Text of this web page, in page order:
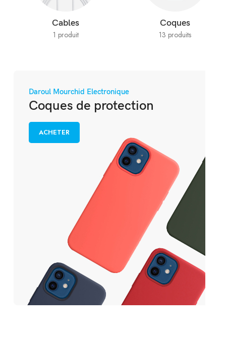
Cables
1 produit
Coques
13 produits
Daroul Mourchid Electronique
Coques de protection
ACHETER